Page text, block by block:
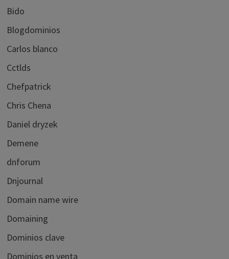
Bido
Blogdominios
Carlos blanco
Cctlds
Chefpatrick
Chris Chena
Daniel dryzek
Demene
dnforum
Dnjournal
Domain name wire
Domaining
Dominios clave
Dominios en venta